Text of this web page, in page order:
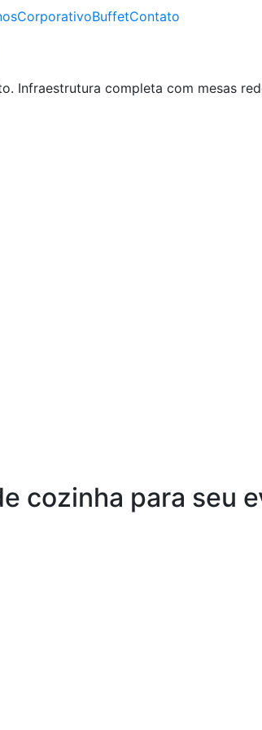
CorporativoBuffetContato
Infraestrutura completa com mesas
cozinha para seu